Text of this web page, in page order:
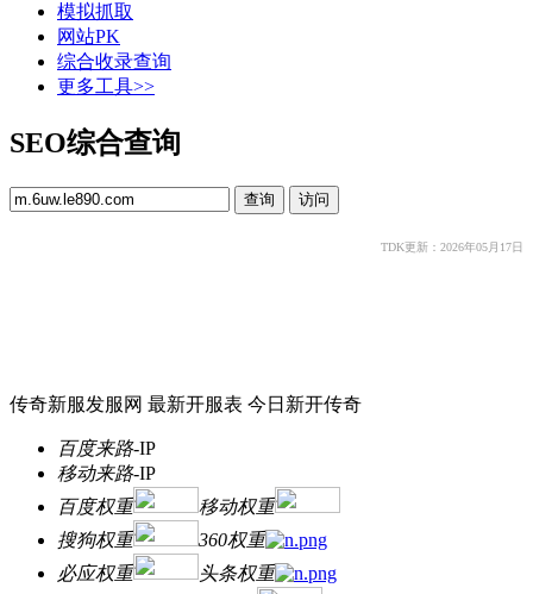
模拟抓取
网站PK
综合收录查询
更多工具>>
SEO综合查询
TDK更新：2026年05月17日
传奇新服发服网 最新开服表 今日新开传奇
百度来路-IP
移动来路-IP
百度权重
移动权重
搜狗权重
360权重
必应权重
头条权重